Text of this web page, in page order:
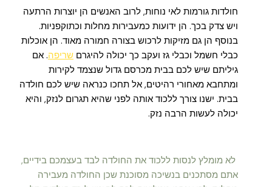
חולדות גורמות לאי נוחות, לרוב האנשים הן יוצרות הרתעה
ויש צדק בכך. הן ידועות כמעבירות מחלות וכתוקפניות.
בנוסף הן גם מזיקות לרכוש בצורה חמורה מאוד. הן אוכלות
כבלי חשמל וכבלי גז ועקב כך יכולה להיגרם שריפה. אם
גיליתם שיש לכם בבית מכרסם גדול שנצמד לקירות
ומתחבא מאחורי רהיטים, אל תחכו כנראה שיש לכם חולדה
בבית. ישנו צורך ללכוד אותה לפני שהיא תגרום לנזק, והיא
יכולה לעשות הרבה נזק.
לא מומלץ לנסות ללכוד את החולדה לבד בעצמכם בידיים,
אתם מסתכנים בנשיכה מסוכנת שכן החולדה מעבירה